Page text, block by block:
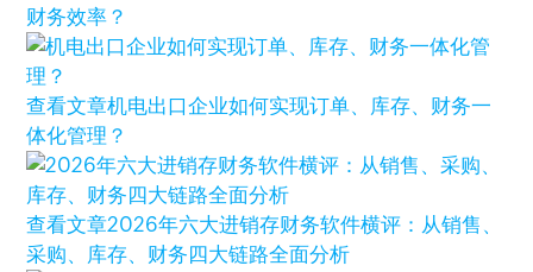
财务效率？
查看文章机电出口企业如何实现订单、库存、财务一
体化管理？
查看文章2026年六大进销存财务软件横评：从销售、
采购、库存、财务四大链路全面分析